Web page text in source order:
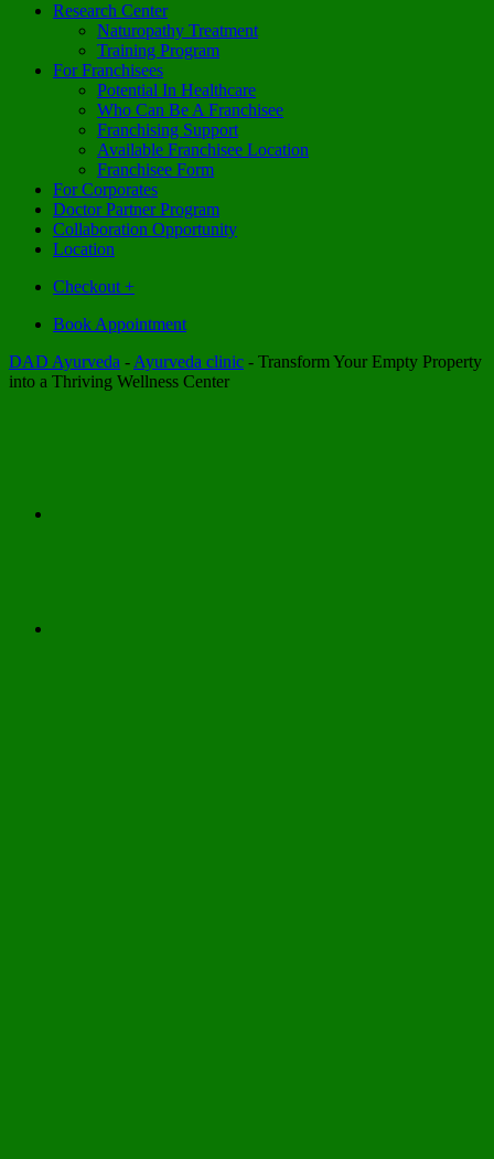
Research Center
Naturopathy Treatment
Training Program
For Franchisees
Potential In Healthcare
Who Can Be A Franchisee
Franchising Support
Available Franchisee Location
Franchisee Form
For Corporates
Doctor Partner Program
Collaboration Opportunity
Location
Checkout +
Book Appointment
DAD Ayurveda - Ayurveda clinic - Transform Your Empty Property
into a Thriving Wellness Center